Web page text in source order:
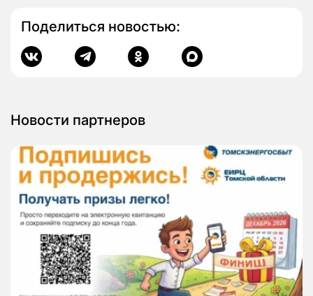
Поделиться новостью:
Новости партнеров